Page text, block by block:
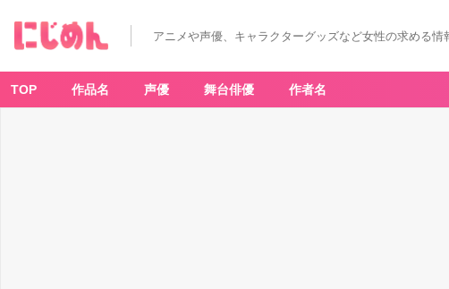
アニメや声優、キャラクターグッズなど女性の求める情
TOP 作品名 声優 舞台俳優 作者名